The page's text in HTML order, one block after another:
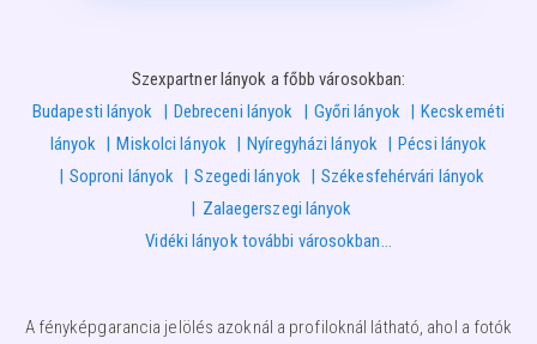
Szexpartner lányok a főbb városokban:
Budapesti lányok
Debreceni lányok Győri lányok
Kecskeméti
lányok
Miskolci lányok Nyíregyházi lányok
Pécsi lányok
Soproni lányok
Szegedi lányok
Székesfehérvári lányok
Zalaegerszegi lányok
Vidéki lányok további városokban…
A fényképgarancia jelölés azoknál a profiloknál látható, ahol a fotók